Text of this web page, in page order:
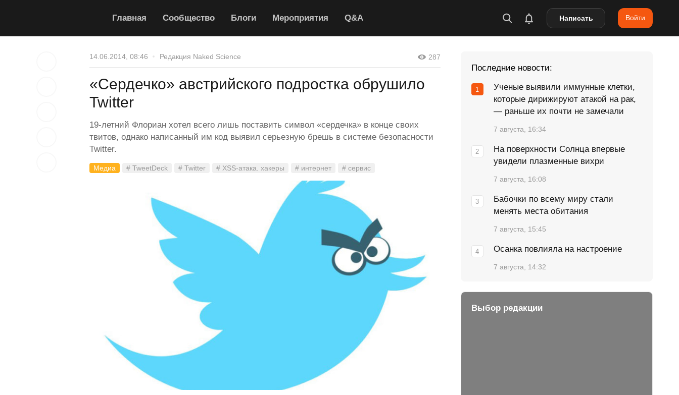
Главная Сообщество Блоги Мероприятия Q&A Написать Войти
14.06.2014, 08:46 Редакция Naked Science 287
«Сердечко» австрийского подростка обрушило
Twitter
19-летний Флориан хотел всего лишь поставить символ «сердечка» в конце своих
твитов, однако написанный им код выявил серьезную брешь в системе безопасности
Twitter.
Медиа # TweetDeck # Twitter # XSS-атака. хакеры # интернет # сервис
Последние новости:
Ученые выявили иммунные клетки,
которые дирижируют атакой на рак,
— раньше их почти не замечали
7 августа, 16:34
На поверхности Солнца впервые
увидели плазменные вихри
7 августа, 16:08
Бабочки по всему миру стали
менять места обитания
7 августа, 15:45
Осанка повлияла на настроение
7 августа, 14:32
Выбор редакции